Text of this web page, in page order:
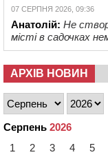
07 СЕРПНЯ 2026, 09:36
Анатолій: Не
місті в садочках
АРХІВ НОВИН
Серпень 2026
1
2 3 4 5